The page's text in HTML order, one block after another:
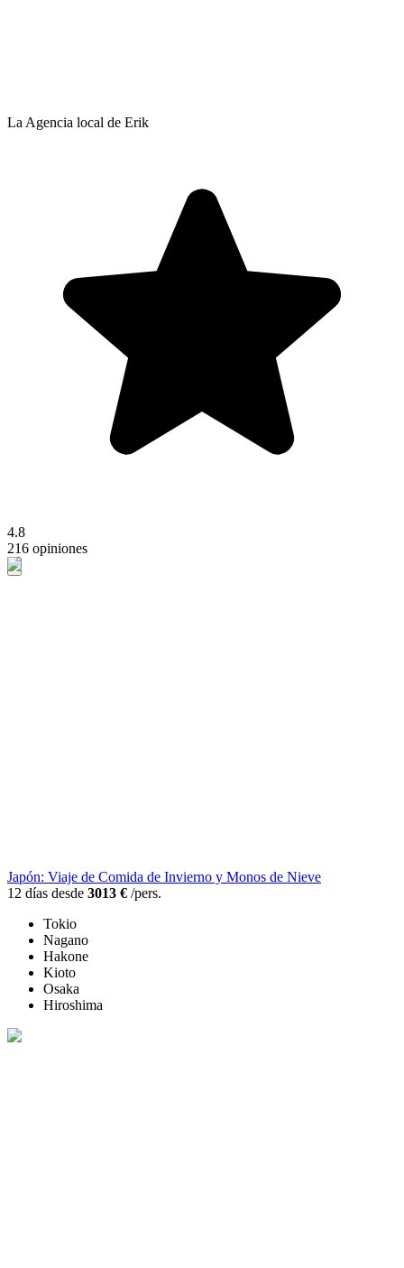
La Agencia local de Erik
4.8
216 opiniones
Japón: Viaje de Comida de Invierno y Monos de Nieve
12 días desde 3013 € /pers.
Tokio
Nagano
Hakone
Kioto
Osaka
Hiroshima